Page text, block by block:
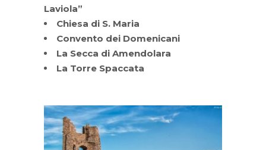
Laviola”
Chiesa di S. Maria
Convento dei Domenicani
La Secca di Amendolara
La Torre Spaccata